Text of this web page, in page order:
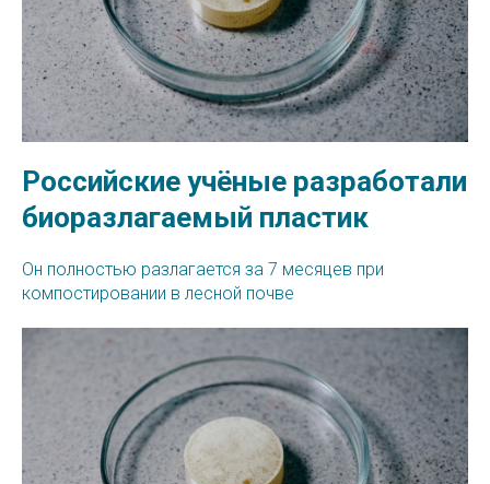
Российские учёные разработали
биоразлагаемый пластик
Он полностью разлагается за 7 месяцев при
компостировании в лесной почве